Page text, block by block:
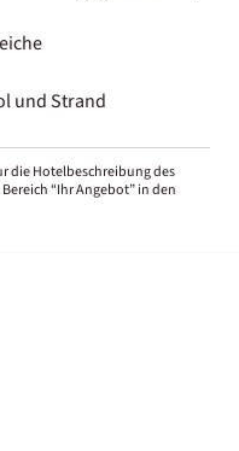
und Strand
die Hotelbeschreibung des
“Ihr Angebot” in den